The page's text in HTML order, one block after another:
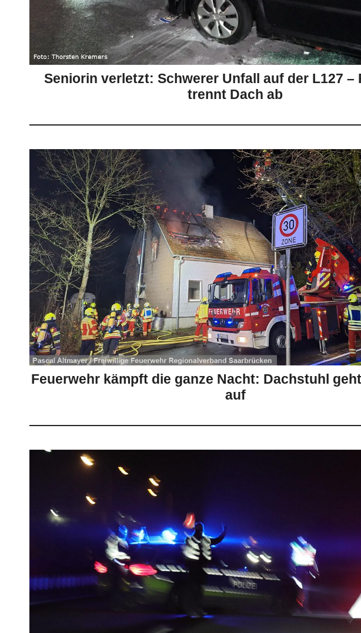
Seniorin verletzt: Schwerer Unfall auf der L127 –
trennt Dach ab
Feuerwehr kämpft die ganze Nacht: Dachstuhl
auf